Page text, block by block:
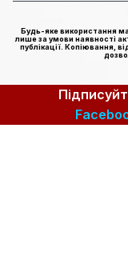
Будь-яке використання
лише за умови наявності
публікації. Копіювання,